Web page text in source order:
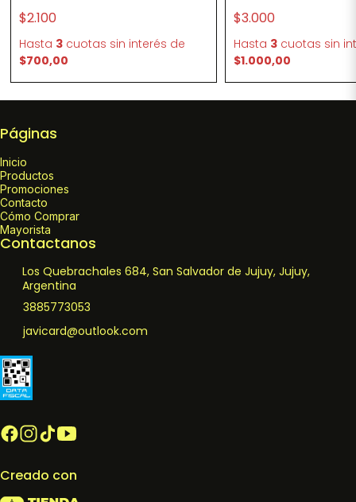
$2.100
Hasta 3cuotas sin interés de
$700,00
$3.000
Hasta 3 cuotas sin
$1.000,00
Páginas
Inicio
Productos
Promociones
Contacto
Cómo Comprar
Mayorista
Contactanos
Los Quebrachales 684, San Salvador de Jujuy, Jujuy,
Argentina
3885773053
javicard@outlook.com
Creado con